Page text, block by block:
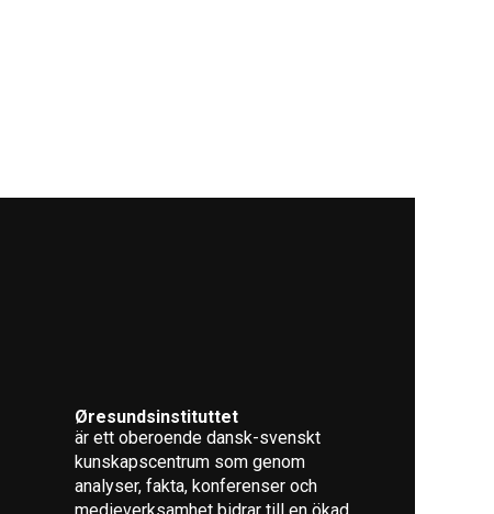
Øresundsinstituttet
är ett oberoende dansk-svenskt
kunskapscentrum som genom
analyser, fakta, konferenser och